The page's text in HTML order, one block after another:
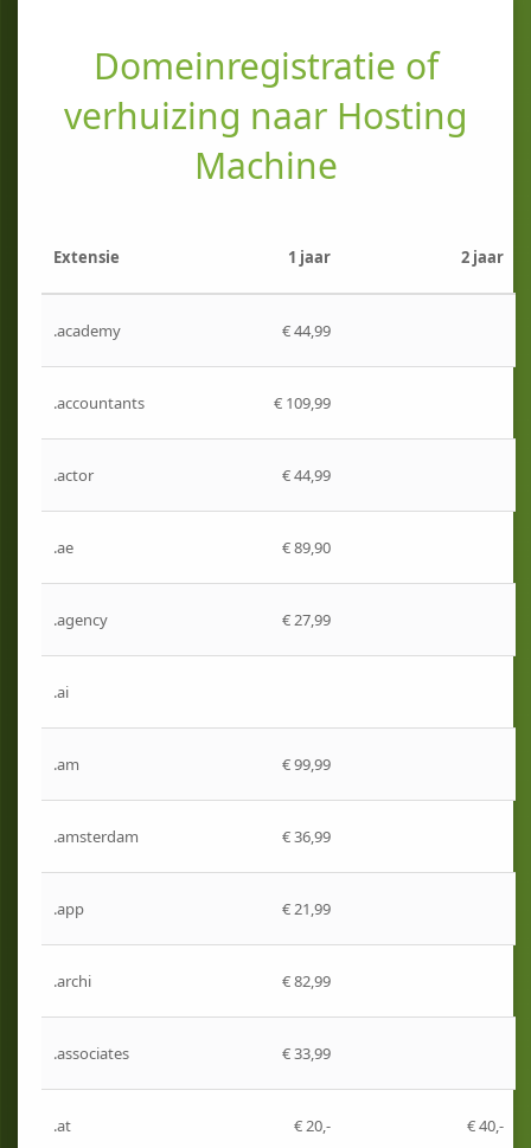
Domeinregistratie of
verhuizing naar Hosting
Machine
Extensie 1 jaar 2 jaar
.academy € 44,99
.accountants € 109,99
.actor € 44,99
.ae € 89,90
.agency € 27,99
.ai
.am € 99,99
.amsterdam € 36,99
.app € 21,99
.archi € 82,99
.associates € 33,99
.at € 20,- € 40,-